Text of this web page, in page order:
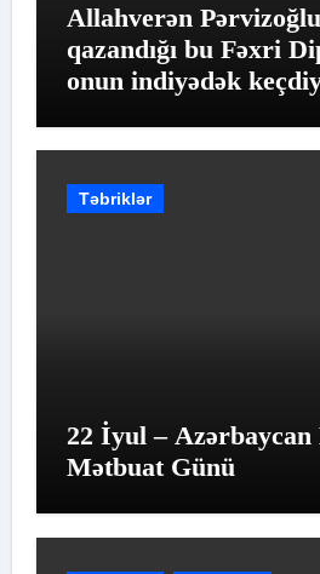
Allahverən
qazandığı bu Fəxri
onun indiyədək
Təbriklər
22 İyul –
Mətbuat Günü